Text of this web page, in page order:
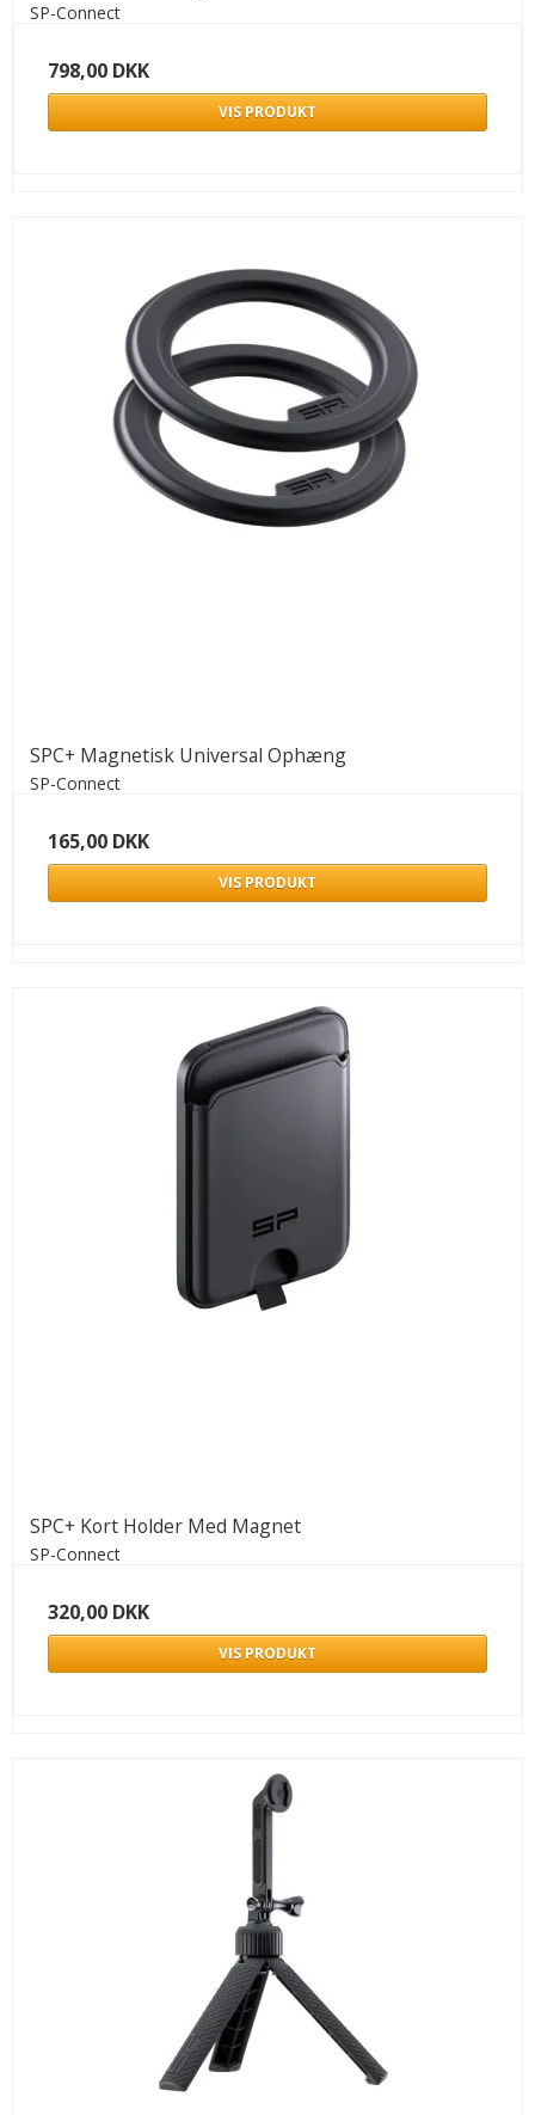
SP-Connect
798,00 DKK
VIS PRODUKT
SPC+ Magnetisk Universal Ophæng
SP-Connect
165,00 DKK
VIS PRODUKT
SPC+ Kort Holder Med Magnet
SP-Connect
320,00 DKK
VIS PRODUKT